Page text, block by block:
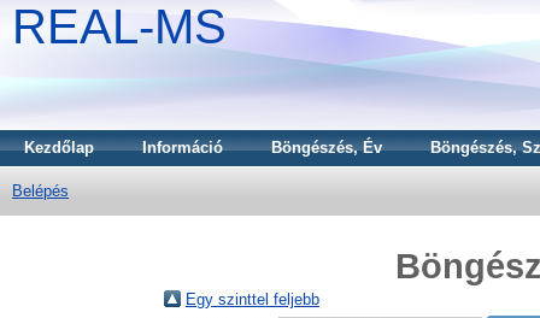
REAL-MS
Kezdőlap Információ Böngészés, Év Böngészés,
Belépés
Egy szinttel feljebb